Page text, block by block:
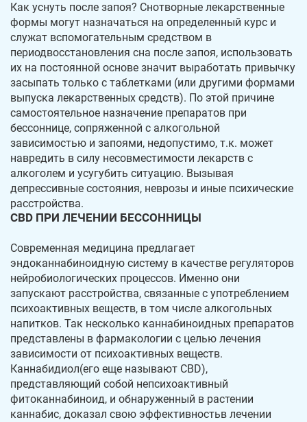
Как уснуть после запоя? Снотворные лекарственные
формы могут назначаться на определенный курс и
служат вспомогательным средством в
периодвосстановления сна после запоя, использовать
их на постоянной основе значит выработать привычку
засыпать только с таблетками (или другими формами
выпуска лекарственных средств). По этой причине
самостоятельное назначение препаратов при
бессоннице, сопряженной с алкогольной
зависимостью и запоями, недопустимо, т.к. может
навредить в силу несовместимости лекарств с
алкоголем и усугубить ситуацию. Вызывая
депрессивные состояния, неврозы и иные психические
расстройства.
CBD ПРИ ЛЕЧЕНИИ БЕССОННИЦЫ
Современная медицина предлагает
эндоканнабиноидную систему в качестве регуляторов
нейробиологических процессов. Именно они
запускают расстройства, связанные с употреблением
психоактивных веществ, в том числе алкогольных
напитков. Так несколько каннабиноидных препаратов
представлены в фармакологии с целью лечения
зависимости от психоактивных веществ.
Каннабидиол(его еще называют CBD),
представляющий собой непсихоактивный
фитоканнабиноид, и обнаруженный в растении
каннабис, доказал свою эффективностьв лечении
Сатка
Снежинск
Озерск
Копейск Миасс
Златоуст